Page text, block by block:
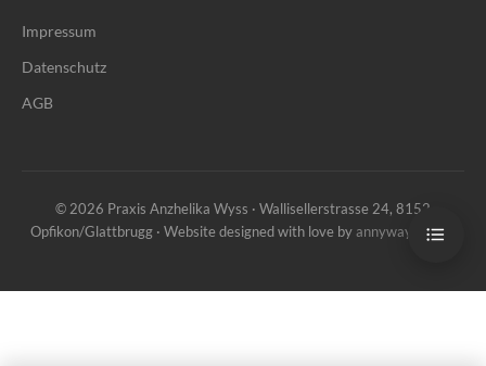
Impressum
Datenschutz
AGB
© 2026 Praxis Anzhelika Wyss · Wallisellerstrasse 24, 8152
Opfikon/Glattbrugg · Website designed with love byannyway GmbH